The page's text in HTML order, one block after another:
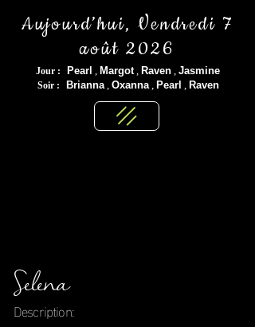
Aujourd’hui, Vendredi 7
août 2026
Jour : Pearl , Margot , Raven , Jasmine
Soir : Brianna , Oxanna , Pearl , Raven
Selena
Description: